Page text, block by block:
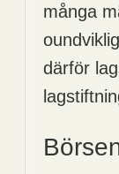
många
därför